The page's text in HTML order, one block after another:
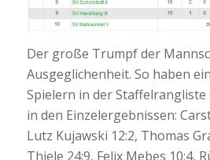
Der große Trumpf der
Ausgeglichenheit. So haben
Spielern in der
in den Einzelergebnissen:
Lutz Kujawski 12:2, Thomas
Thiele 24:9, Felix Mebes 10:4,